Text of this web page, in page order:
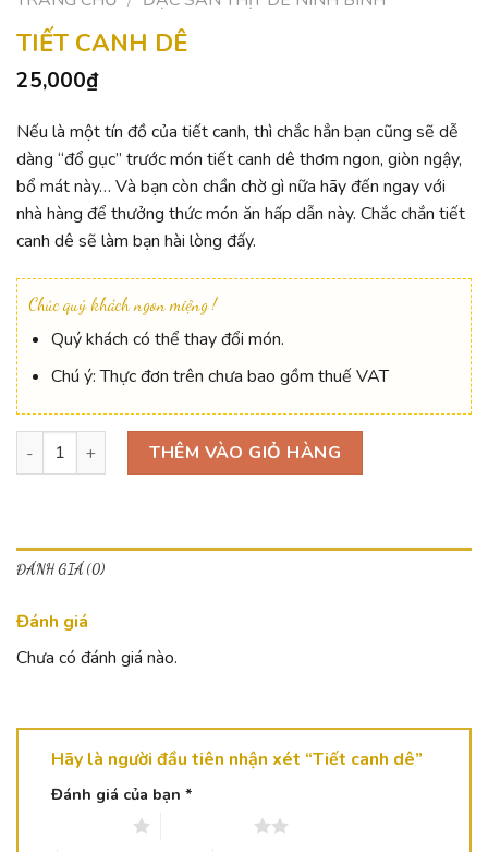
TIẾT CANH DÊ
25,000₫
Nếu là một tín đồ của tiết canh, thì chắc hẳn bạn cũng sẽ dễ
dàng “đổ gục” trước món tiết canh dê thơm ngon, giòn ngậy,
bổ mát này… Và bạn còn chần chờ gì nữa hãy đến ngay với
nhà hàng để thưởng thức món ăn hấp dẫn này. Chắc chắn tiết
canh dê sẽ làm bạn hài lòng đấy.
Chúc quý khách ngon miệng !
Quý khách có thể thay đổi món.
Chú ý: Thực đơn trên chưa bao gồm thuế VAT
Tiết canh dê số lượngTHÊM VÀO GIỎ HÀNG
ĐÁNH GIÁ (0)
Đánh giá
Chưa có đánh giá nào.
Hãy là người đầu tiên nhận xét “Tiết canh dê”
Đánh giá của bạn *